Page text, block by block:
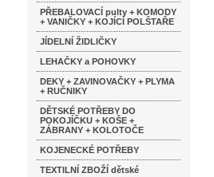
PŘEBALOVACÍ pulty + KOMODY
+ VANIČKY + KOJÍCÍ POLŠTAŘE
JÍDELNÍ ŽIDLIČKY
LEHAČKY a POHOVKY
DEKY + ZAVINOVAČKY + PLYMA
+ RUČNIKY
DĚTSKÉ POTŘEBY DO
POKOJÍČKU + KOŠE +
ZÁBRANY + KOLOTOČE
KOJENECKÉ POTŘEBY
TEXTILNÍ ZBOŽÍ dětské